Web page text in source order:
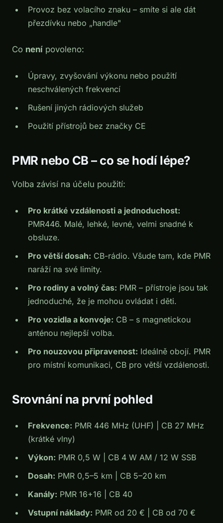
Provoz bez volacího znaku – smíte si ale dát
přezdívku nebo „handle"
Co není povoleno:
Úpravy, zvyšování výkonu nebo použití
neschválených frekvencí
Rušení jiných rádiových služeb
Použití přístrojů bez značky CE
PMR nebo CB – co se hodí lépe?
Volba závisí na účelu použití:
Pro krátké vzdálenosti a jednoduchost:
PMR446. Malé, lehké, levné, velmi snadné k
obsluze.
Pro větší dosah: CB-rádio. Všude tam, kde PMR
naráží na své limity.
Pro rodiny a volný čas: PMR – přístroje jsou tak
jednoduché, že je mohou ovládat i děti.
Pro vozidla a konvoje: CB – s magnetickou
anténou nejlepší volba.
Pro nouzovou připravenost: Ideálně obojí. PMR
pro místní komunikaci, CB pro větší vzdálenosti.
Srovnání na první pohled
Frekvence: PMR 446 MHz (UHF) | CB 27 MHz
(krátké vlny)
Výkon: PMR 0,5 W | CB 4 W AM / 12 W SSB
Dosah: PMR 0,5–5 km | CB 5–20 km
Kanály: PMR 16+16 | CB 40
Vstupní náklady: PMR od 20 € | CB od 70 €